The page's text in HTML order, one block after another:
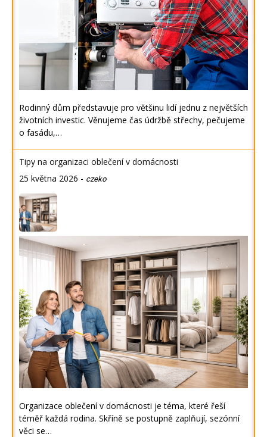
Rodinný dům představuje pro většinu lidí jednu z největších
životních investic. Věnujeme čas údržbě střechy, pečujeme
o fasádu,…
Tipy na organizaci oblečení v domácnosti
25 května 2026 - czeko
Organizace oblečení v domácnosti je téma, které řeší
téměř každá rodina. Skříně se postupně zaplňují, sezónní
věci se…